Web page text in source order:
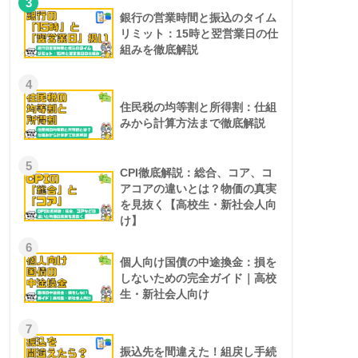
3
銀行の営業時間と振込のタイム
リミット：15時と翌営業日の仕
組みを徹底解説
4
住民税の均等割と所得割：仕組
みから計算方法まで徹底解説
5
CPI徹底解説：総合、コア、コ
アコアの違いとは？物価の真実
を見抜く【高校生・新社会人向
け】
6
個人向け国債の中途換金：損を
しないための完全ガイド｜高校
生・新社会人向け
7
振込先を間違えた！組戻し手続